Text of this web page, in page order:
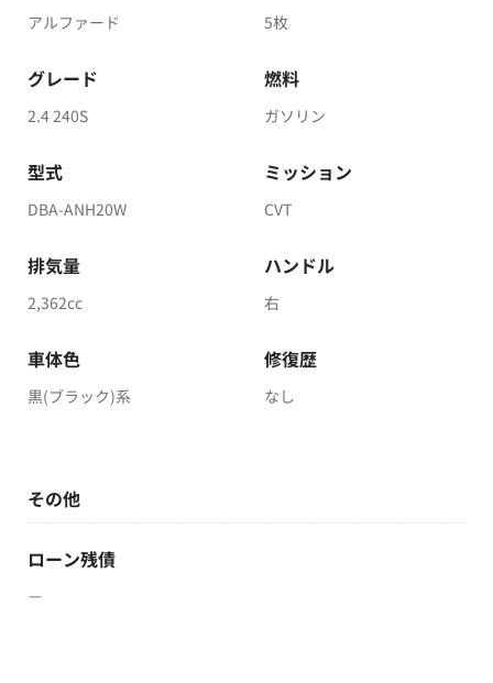
アルファード 5枚
グレード
2.4 240S
燃料
ガソリン
型式
DBA-ANH20W
ミッション
CVT
排気量
2,362cc
ハンドル
右
車体色
黒(ブラック)系
修復歴
なし
その他
ローン残債
－